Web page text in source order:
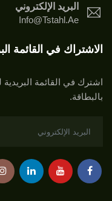
البريد الإلكتروني
Info@tstahl.ae
الاشتراك في القائمة
اشترك في القائمة
بالبطاقة.